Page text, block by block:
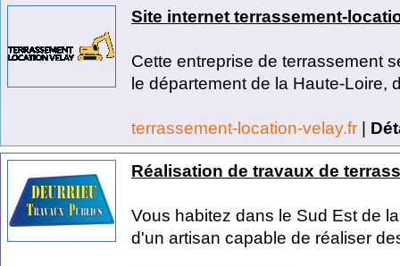
Site internet terrassement-
Cette entreprise de terrassement
le département de la Haute-Loire,
terrassement-location-velay.fr |
Réalisation de travaux de
Vous habitez dans le Sud Est de
d'un artisan capable de réaliser